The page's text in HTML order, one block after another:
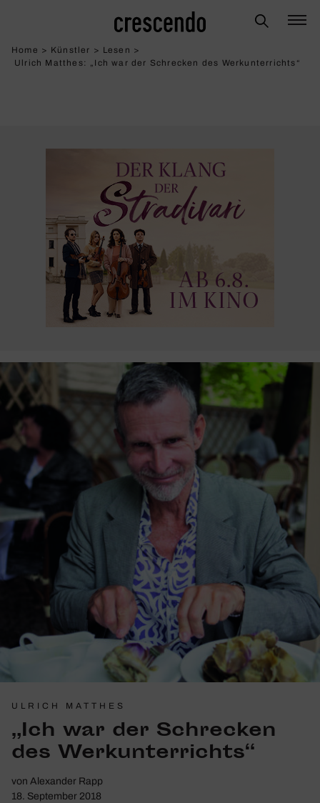
Home > Künstler > Lesen >
Ulrich Matthes: „Ich war der Schre­cken des Werk­un­ter­richts“
ULRICH MATTHES
„Ich war der Schre­cken
des Werk­un­ter­richts“
von Alexander Rapp
18. September 2018